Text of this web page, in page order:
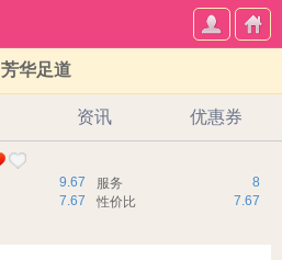
芳华足道
资讯 优惠券
9.67 8
服务
7.67
7.67
性价比